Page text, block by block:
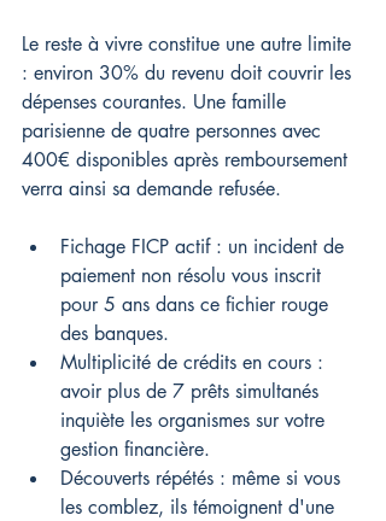
Le reste à vivre constitue une autre limite
: environ 30% du revenu doit couvrir les
dépenses courantes. Une famille
parisienne de quatre personnes avec
400€ disponibles après remboursement
verra ainsi sa demande refusée.
Fichage FICP actif : un incident de
paiement non résolu vous inscrit
pour 5 ans dans ce fichier rouge
des banques.
Multiplicité de crédits en cours :
avoir plus de 7 prêts simultanés
inquiète les organismes sur votre
gestion financière.
Découverts répétés : même si vous
les comblez, ils témoignent d'une